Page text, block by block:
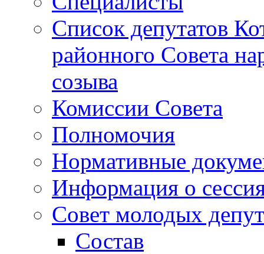
Список депутатов
районного Совета
созыва
Комиссии Совета
Полномочия
Нормативные
Информация о
Совет молодых
Состав